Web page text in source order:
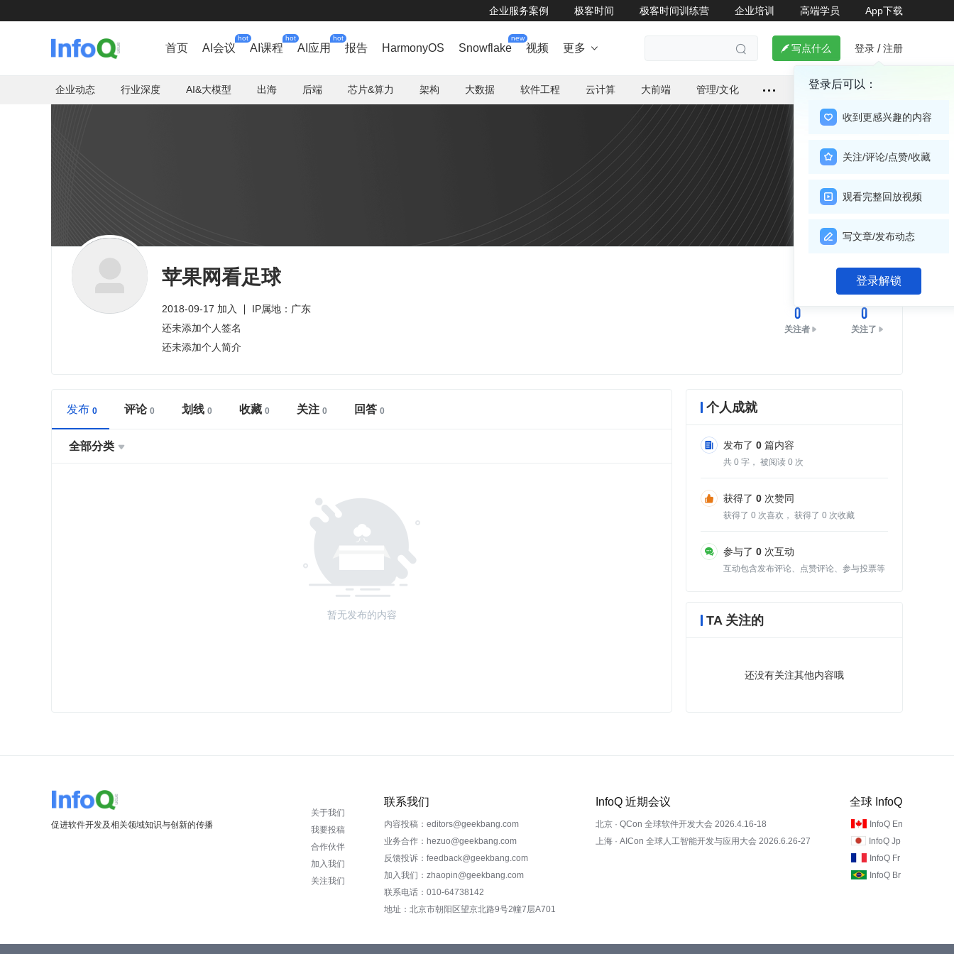
企业服务案例 极客时间 极客时间训练营 企业培训 高端学员 App下载
首页 AI会议
hot
AI课程
hot
AI应用
hot
报告 HarmonyOS Snowflake
new
视频 更多    写点什么 登录 / 注册
登录后可以：
收到更感兴趣的内容
关注/评论/点赞/收藏
观看完整回放视频
写文章/发布动态
登录解锁
企业动态 行业深度 AI&大模型 出海 后端 芯片&算力 架构 大数据 软件工程 云计算 大前端 管理/文化
苹果网看足球
2018-09-17 加入
IP属地：广东
还未添加个人签名
还未添加个人简介
关注
0
关注者
0
关注了
发布 评论 划线 收藏 关注 回答
全部分类 
暂无发布的内容
个人成就
发布了 0 篇内容
共 0 字， 被阅读 0 次
获得了 0 次赞同
获得了 0 次喜欢， 获得了 0 次收藏
参与了 0 次互动
互动包含发布评论、点赞评论、参与投票等
TA 关注的
还没有关注其他内容哦
促进软件开发及相关领域知识与创新的传播
关于我们
我要投稿
合作伙伴
加入我们
关注我们
联系我们
内容投稿：editors@geekbang.com
业务合作：hezuo@geekbang.com
反馈投诉：feedback@geekbang.com
加入我们：zhaopin@geekbang.com
联系电话：010-64738142
地址：北京市朝阳区望京北路9号2幢7层A701
InfoQ 近期会议
北京 · QCon 全球软件开发大会 2026.4.16-18
上海 · AICon 全球人工智能开发与应用大会 2026.6.26-27
全球 InfoQ
InfoQ En
InfoQ Jp
InfoQ Fr
InfoQ Br